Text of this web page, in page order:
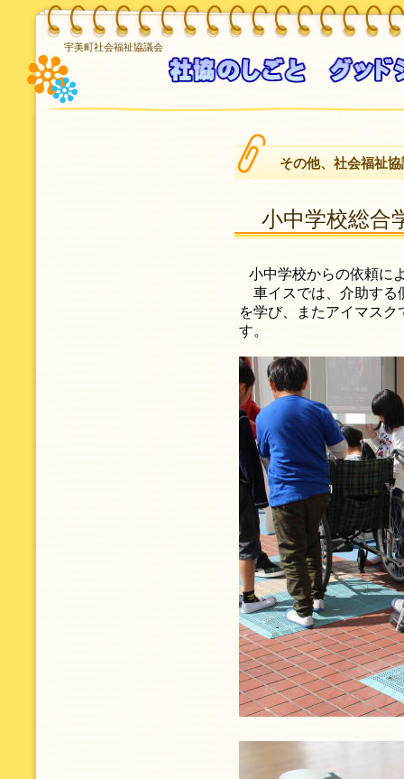
宇美町社会福祉協議会
その他、社会福祉
小中学校総合
小中学校からの依頼に
車イスでは、介助する
を学び、またアイマス
す。